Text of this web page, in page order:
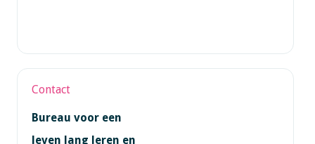
Contact
Bureau voor een
leven lang leren en